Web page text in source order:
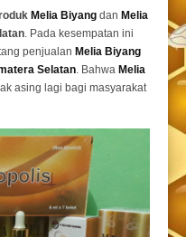
Melia Biyang dan Melia
. Pada kesempatan ini
penjualan Melia Biyang
Selatan. Bahwa Melia
asing lagi bagi masyarakat